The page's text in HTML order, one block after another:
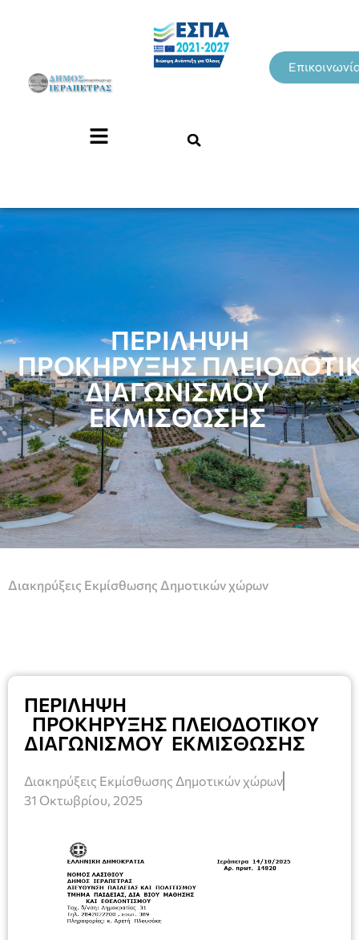
ΠΕΡΙΛΗΨΗ
ΠΡΟΚΗΡΥΞΗΣ
ΔΙΑΓΩΝΙΣΜΟΥ
ΕΚΜΙΣΘΩΣΗΣ
Διακηρύξεις Εκμίσθωσης Δημοτικών χώρων
ΠΕΡΙΛΗΨΗ
ΠΡΟΚΗΡΥΞΗΣ ΠΛΕΙΟΔΟΤΙΚΟΥ
ΔΙΑΓΩΝΙΣΜΟΥ ΕΚΜΙΣΘΩΣΗΣ
Διακηρύξεις Εκμίσθωσης Δημοτικών χώρων
31 Οκτωβρίου, 2025